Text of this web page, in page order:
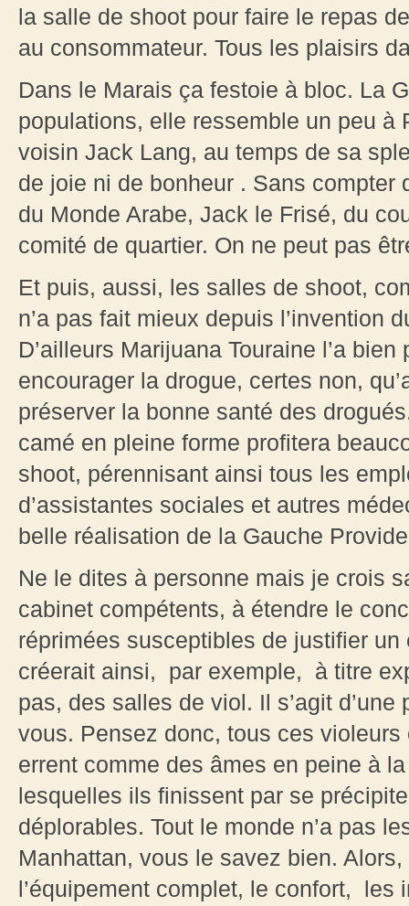
la salle de shoot pour faire le repas
au consommateur. Tous les plaisirs
Dans le Marais ça festoie à bloc. La
populations, elle ressemble un peu à
voisin Jack Lang, au temps de sa
de joie ni de bonheur . Sans compter
du Monde Arabe, Jack le Frisé, du
comité de quartier. On ne peut pas
Et puis, aussi, les salles de shoot,
n’a pas fait mieux depuis l’invention
D’ailleurs Marijuana Touraine l’a
encourager la drogue, certes non,
préserver la bonne santé des
camé en pleine forme profitera
shoot, pérennisant ainsi tous les
d’assistantes sociales et autres
belle réalisation de la Gauche
Ne le dites à personne mais je crois
cabinet compétents, à étendre le
réprimées susceptibles de justifier
créerait ainsi, par exemple, à titre
pas, des salles de viol. Il s’agit
vous. Pensez donc, tous ces
errent comme des âmes en peine à
lesquelles ils finissent par se
déplorables. Tout le monde n’a pas
Manhattan, vous le savez bien.
l’équipement complet, le confort, les